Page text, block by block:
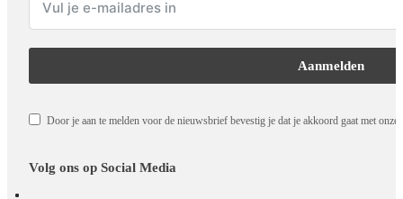
Aanmelden
Door je aan te melden voor de nieuwsbrief bevestig je dat je akkoord gaat met onze
Volg ons op Social Media